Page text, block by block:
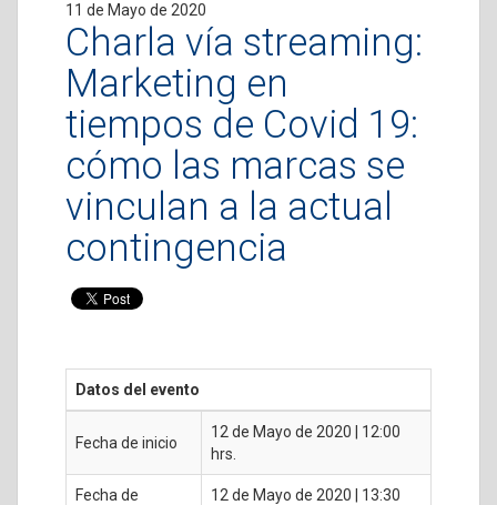
11 de Mayo de 2020
Charla vía streaming:
Marketing en
tiempos de Covid 19:
cómo las marcas se
vinculan a la actual
contingencia
Datos del evento
Fecha de inicio
12 de Mayo de 2020 | 12:00
hrs.
Fecha de
12 de Mayo de 2020 | 13:30